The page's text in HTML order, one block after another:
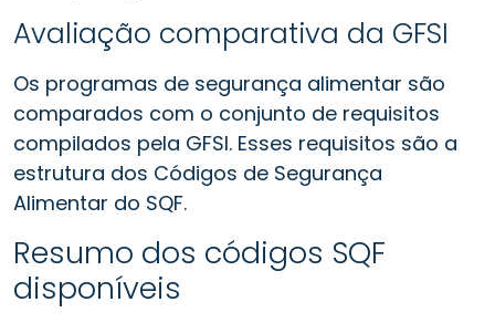
Avaliação comparativa da GFSI
Os programas de segurança alimentar são
comparados com o conjunto de requisitos
compilados pela GFSI. Esses requisitos são a
estrutura dos Códigos de Segurança
Alimentar do SQF.
Resumo dos códigos SQF
disponíveis